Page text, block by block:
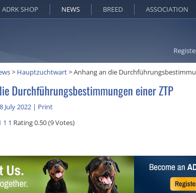
ADRK SHOP NEWS BREED ASSOCIATION
> Hauptzuchtwart>Anhang an die
Durchführungsbestimmungen einer ZTP
July 2022 | Print
1 1 Rating 0.50 (9 Votes)